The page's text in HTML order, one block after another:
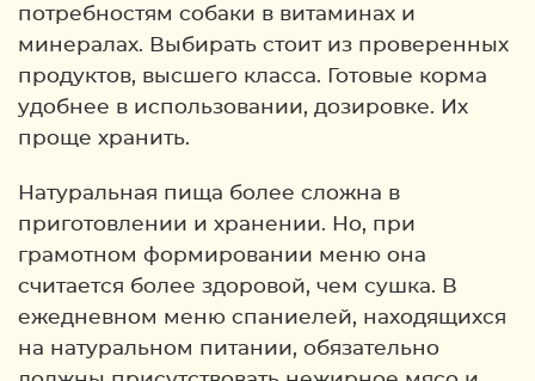
потребностям собаки в витаминах и
минералах. Выбирать стоит из проверенных
продуктов, высшего класса. Готовые корма
удобнее в использовании, дозировке. Их
проще хранить.
Натуральная пища более сложна в
приготовлении и хранении. Но, при
грамотном формировании меню она
считается более здоровой, чем сушка. В
ежедневном меню спаниелей, находящихся
на натуральном питании, обязательно